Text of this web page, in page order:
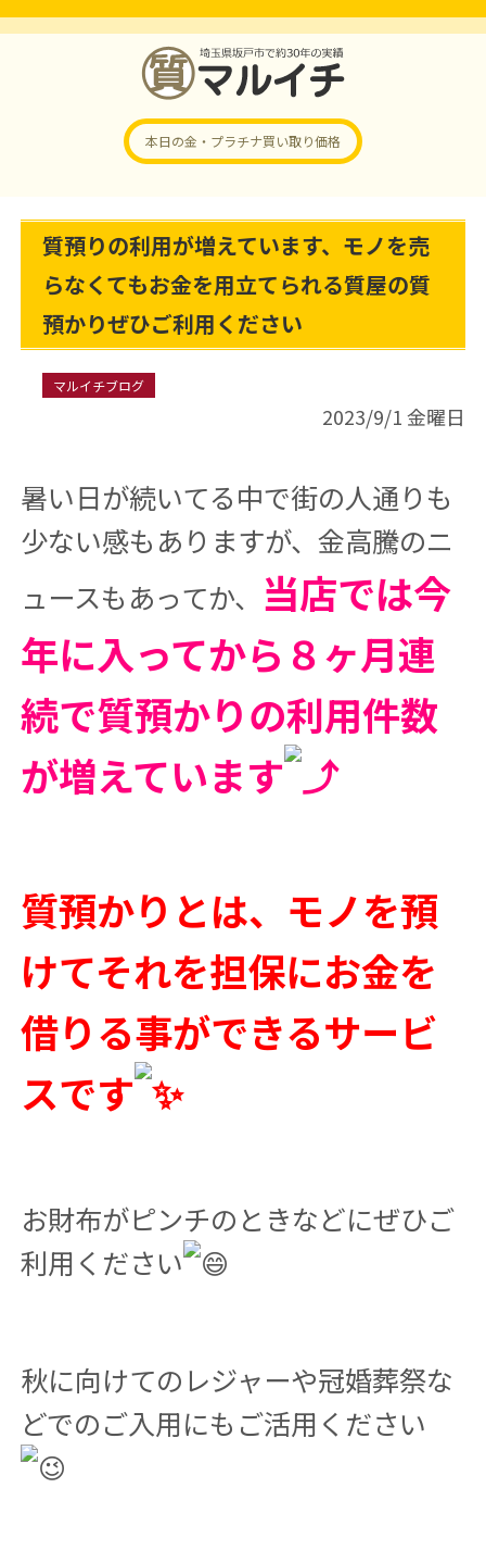
本日の金・プラチナ買い取り価格
質預りの利用が増えています、モノを売
らなくてもお金を用立てられる質屋の質
預かりぜひご利用ください
マルイチブログ
2023/9/1 金曜日
暑い日が続いてる中で街の人通りも
少ない感もありますが、金高騰のニ
ュースもあってか、 当店では今
年に入ってから８ヶ月連
続で質預かりの利用件数
が増えています
質預かりとは、モノを預
けてそれを担保にお金を
借りる事ができるサービ
スです
お財布がピンチのときなどにぜひご
利用ください
秋に向けてのレジャーや冠婚葬祭な
どでのご入用にもご活用ください